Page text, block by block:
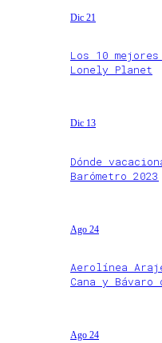
Dic 21
Los 10
Lonely Planet
Dic 13
Dónde
Barómetro 2023
Ago 24
Aerolínea
Cana y
Ago 24